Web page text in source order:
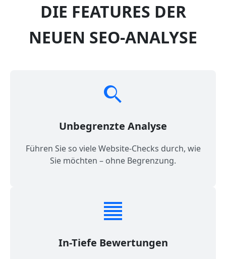
DIE FEATURES DER
NEUEN SEO-ANALYSE
Unbegrenzte Analyse
Führen Sie so viele Website-Checks durch, wie
Sie möchten – ohne Begrenzung.
In-Tiefe Bewertungen